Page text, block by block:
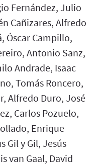
Fernández, Julio
Cañizares, Alfredo
Óscar Campillo,
Antonio Sanz,
Andrade, Isaac
Tomás Roncero,
Alfredo Duro, José
Carlos Pozuelo,
Enrique
Gil y Gil, Jesús
van Gaal, David